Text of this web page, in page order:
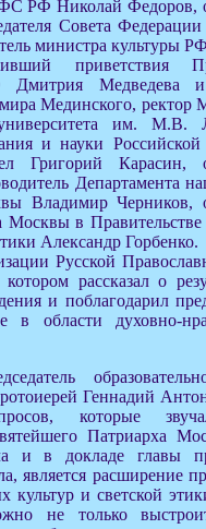
РФ Николай Федоров,
Совета
министра культуры
приветствия
Дмитрия Медведева
Мединского, ректор
университета им. М.В.
и науки
Григорий Карасин,
Департамента
Владимир Черников,
Москвы в
Александр Горбенко.
Русской
рассказал о
и поблагодарил
в области духовно-
Геннадий
которые
Патриарха
и в докладе главы
является расширение
культур и светской
не только